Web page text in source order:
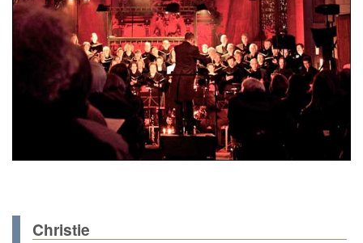
Christie